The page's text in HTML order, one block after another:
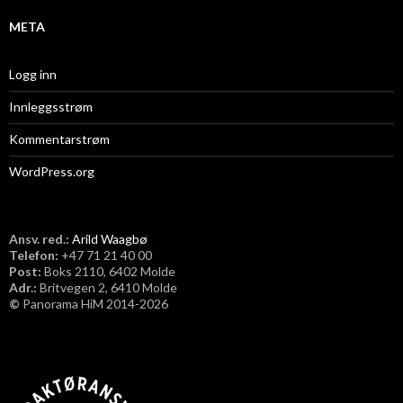
META
Logg inn
Innleggsstrøm
Kommentarstrøm
WordPress.org
Ansv. red.: Arild Waagbø
Telefon: ​+47 71 21 40 00
Post: Boks 2110, 6402 Molde
Adr.: Britvegen 2, 6410 Molde
© Panorama HiM 2014-2026